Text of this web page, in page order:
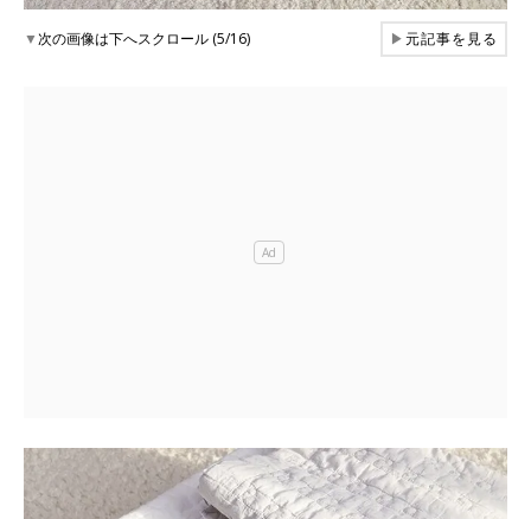
▼次の画像は下へスクロール (5/16) ▶元記事を見る